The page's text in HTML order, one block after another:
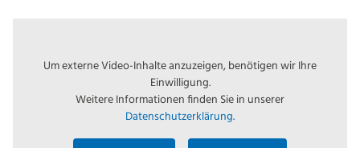
Um externe Video-Inhalte anzuzeigen, benötigen wir Ihre
Einwilligung.
Weitere Informationen finden Sie in unserer
Datenschutzerklärung.